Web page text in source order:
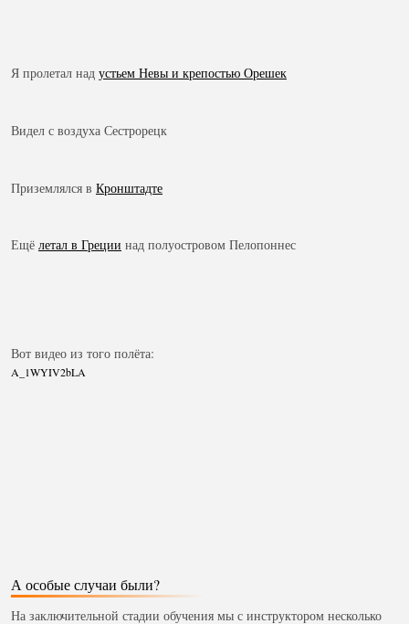
Я пролетал над устьем Невы и крепостью Орешек
Видел с воздуха Сестрорецк
Приземлялся в Кронштадте
Ещё летал в Греции над полуостровом Пелопоннес
Вот видео из того полёта:
A_1WYIV2bLA
А особые случаи были?
На заключительной стадии обучения мы с инструктором несколько